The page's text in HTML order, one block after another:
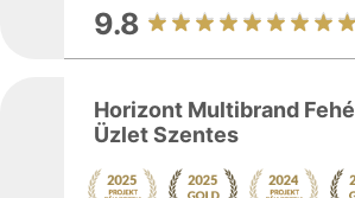
9.8
Horizont Multibrand
Üzlet Szentes